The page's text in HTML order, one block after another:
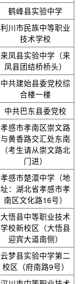
鹤峰县实验中学
利川市民族中等职业
技术学校
来凤县实验中学（来
凤县团结桥桥头）
中共建始县委党校综
合楼一楼
中共巴东县委党校
孝感市孝南区崇文路
与黄香路交汇处东南
（考生请从崇文路北
门进）
孝感市楚澴中学（地
址：湖北省孝感市孝
南区文化路16号）
大悟县中等职业技术
学校新校区（大悟县
迎宾大道南侧）
云梦县实验中学第二
校区（府南路9号）